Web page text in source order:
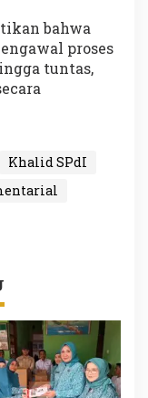
bahwa
proses
tuntas,
Khalid SPdI